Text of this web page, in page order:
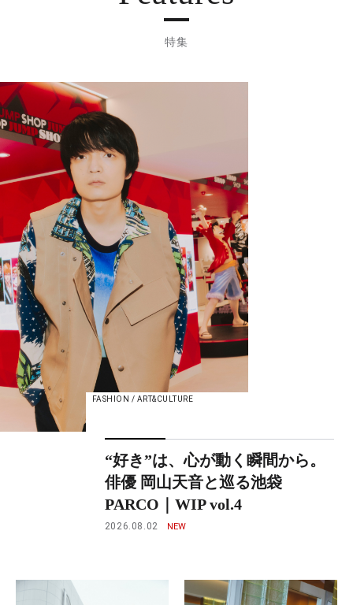
特集
FASHION / ART&CULTURE
“好き”は、心が動く瞬間から。
俳優 岡山天音と巡る池袋
PARCO｜WIP vol.4
2026.08.02